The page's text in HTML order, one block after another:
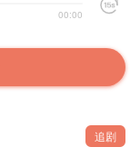
00:00
追剧